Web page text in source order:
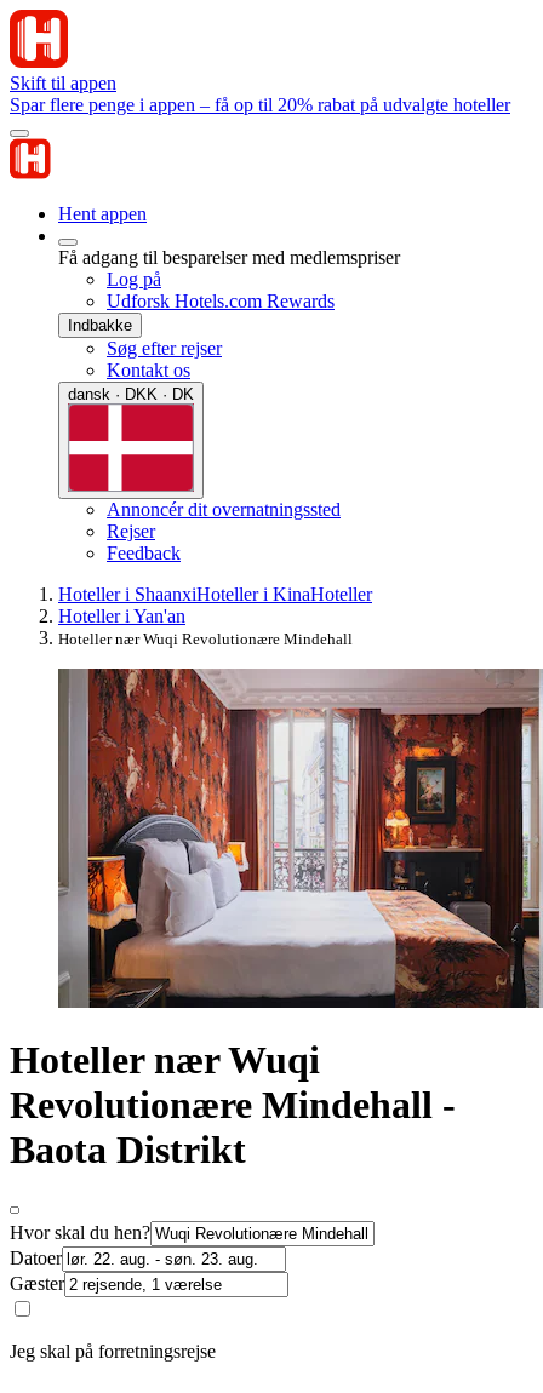
Skift til appen
Spar flere penge i appen – få op til 20% rabat på udvalgte hoteller
Hent appen
Få adgang til besparelser med medlemspriser
Log på
Udforsk Hotels.com Rewards
Indbakke
Søg efter rejser
Kontakt os
dansk · DKK · DK
Annoncér dit overnatningssted
Rejser
Feedback
Hoteller i ShaanxiHoteller i KinaHoteller
Hoteller i Yan'an
Hoteller nær Wuqi Revolutionære Mindehall
Hoteller nær Wuqi
Revolutionære Mindehall -
Baota Distrikt
Hvor skal du hen?
Datoer
Gæster
Jeg skal på forretningsrejse